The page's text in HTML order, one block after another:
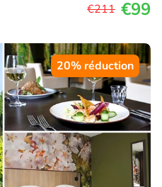
€211 €99
20% réduction